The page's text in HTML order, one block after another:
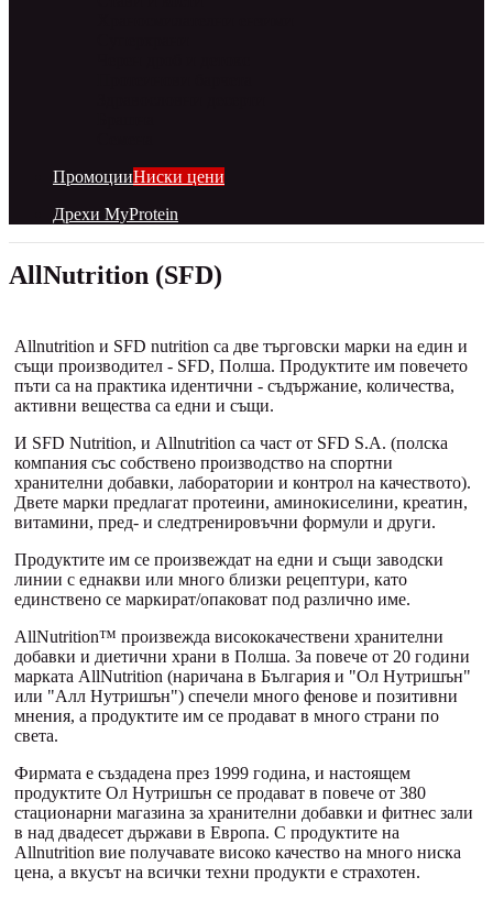
ПромоцииНиски цени
Дрехи MyProtein
AllNutrition (SFD)
Allnutrition и SFD nutrition са две търговски марки на един и
същи производител - SFD, Полша. Продуктите им повечето
пъти са на практика идентични - съдържание, количества,
активни вещества са едни и същи.
И SFD Nutrition, и Allnutrition са част от SFD S.A. (полска
компания със собствено производство на спортни
хранителни добавки, лаборатории и контрол на качеството).
Двете марки предлагат протеини, аминокиселини, креатин,
витамини, пред- и следтренировъчни формули и други.
Продуктите им се произвеждат на едни и същи заводски
линии с еднакви или много близки рецептури, като
единствено се маркират/опаковат под различно име.
AllNutrition™ произвежда висококачествени хранителни
добавки и диетични храни в Полша. За повече от 20 години
марката AllNutrition (наричана в България и "Ол Нутришън"
или "Алл Нутришън") спечели много фенове и позитивни
мнения, а продуктите им се продават в много страни по
света.
Фирмата е създадена през 1999 година, и настоящем
продуктите Ол Нутришън се продават в повече от 380
стационарни магазина за хранителни добавки и фитнес зали
в над двадесет държави в Европа. С продуктите на
Allnutrition вие получавате високо качество на много ниска
цена, а вкусът на всички техни продукти е страхотен.